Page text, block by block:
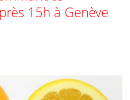
15h à Genève